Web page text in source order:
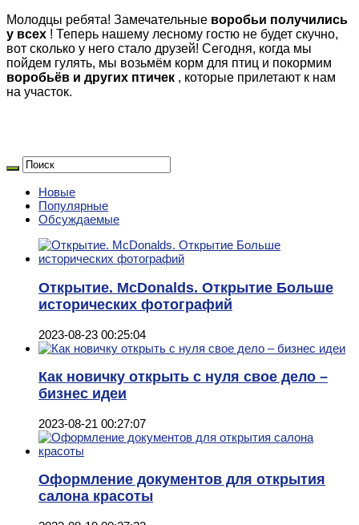
Молодцы ребята! Замечательные воробьи получились
у всех ! Теперь нашему лесному гостю не будет скучно,
вот сколько у него стало друзей! Сегодня, когда мы
пойдем гулять, мы возьмём корм для птиц и покормим
воробьёв и других птичек , которые прилетают к нам
на участок.
Новые
Популярные
Обсуждаемые
Открытие. McDonalds. Открытие Больше
исторических фотографий
2023-08-23 00:25:04
Как новичку открыть с нуля свое дело –
бизнес идеи
2023-08-21 00:27:07
Оформление документов для открытия
салона красоты